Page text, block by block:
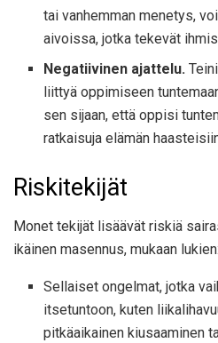
tai vanhemman menetys,
aivoissa, jotka tekevät
Negatiivinen ajattelu.
liittyä oppimiseen
sen sijaan, että oppisi
ratkaisuja elämän
Riskitekijät
Monet tekijät lisäävät riskiä
ikäinen masennus, mukaan lukien:
Sellaiset ongelmat, jotka
itsetuntoon, kuten
pitkäaikainen kiusaaminen